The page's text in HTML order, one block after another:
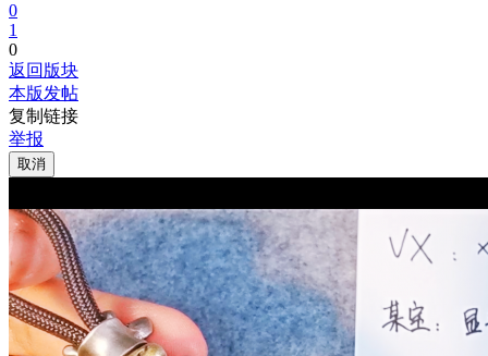
0
1
0
返回版块
本版发帖
复制链接
举报
取消